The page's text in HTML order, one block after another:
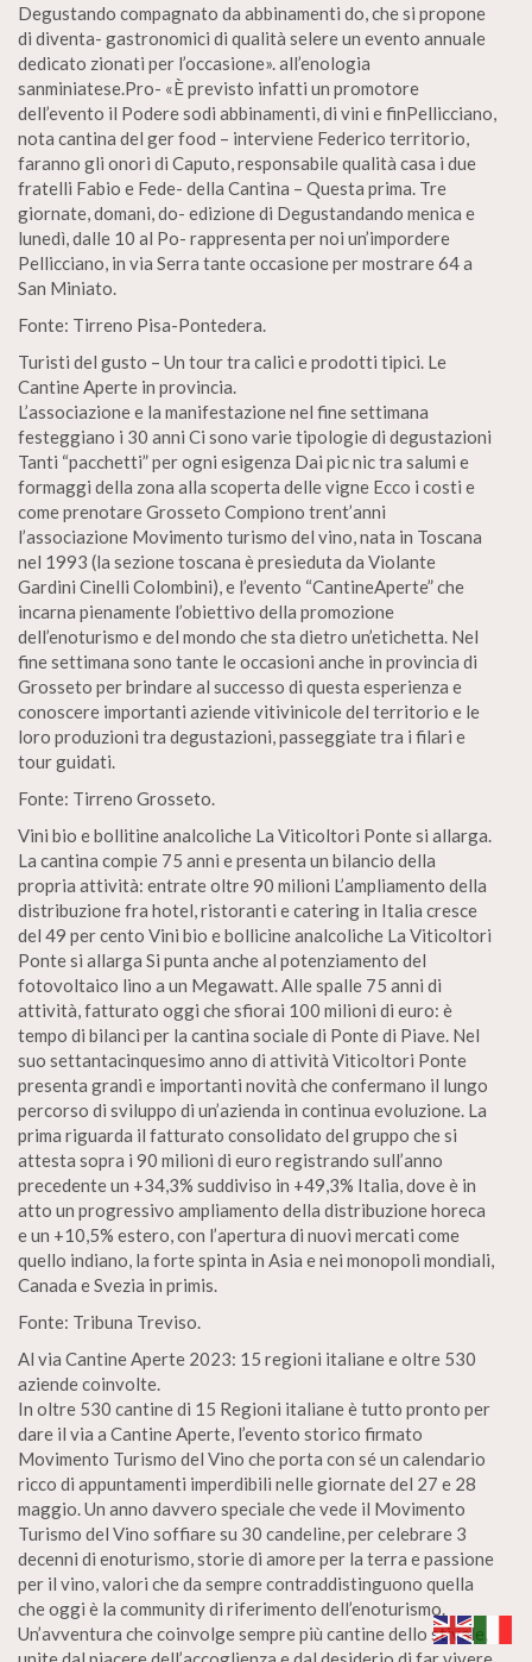
Degustando compagnato da abbinamenti do, che si propone
di diventa- gastronomici di qualità selere un evento annuale
dedicato zionati per l’occasione». all’enologia
sanminiatese.Pro- «È previsto infatti un promotore
dell’evento il Podere sodi abbinamenti, di vini e finPellicciano,
nota cantina del ger food – interviene Federico territorio,
faranno gli onori di Caputo, responsabile qualità casa i due
fratelli Fabio e Fede- della Cantina – Questa prima. Tre
giornate, domani, do- edizione di Degustandando menica e
lunedì, dalle 10 al Po- rappresenta per noi un’impordere
Pellicciano, in via Serra tante occasione per mostrare 64 a
San Miniato.
Fonte: Tirreno Pisa-Pontedera.
Turisti del gusto – Un tour tra calici e prodotti tipici. Le
Cantine Aperte in provincia.
L’associazione e la manifestazione nel fine settimana
festeggiano i 30 anni Ci sono varie tipologie di degustazioni
Tanti “pacchetti” per ogni esigenza Dai pic nic tra salumi e
formaggi della zona alla scoperta delle vigne Ecco i costi e
come prenotare Grosseto Compiono trent’anni
l’associazione Movimento turismo del vino, nata in Toscana
nel 1993 (la sezione toscana è presieduta da Violante
Gardini Cinelli Colombini), e l’evento “CantineAperte” che
incarna pienamente l’obiettivo della promozione
dell’enoturismo e del mondo che sta dietro un’etichetta. Nel
fine settimana sono tante le occasioni anche in provincia di
Grosseto per brindare al successo di questa esperienza e
conoscere importanti aziende vitivinicole del territorio e le
loro produzioni tra degustazioni, passeggiate tra i filari e
tour guidati.
Fonte: Tirreno Grosseto.
Vini bio e bollitine analcoliche La Viticoltori Ponte si allarga.
La cantina compie 75 anni e presenta un bilancio della
propria attività: entrate oltre 90 milioni L’ampliamento della
distribuzione fra hotel, ristoranti e catering in Italia cresce
del 49 per cento Vini bio e bollicine analcoliche La Viticoltori
Ponte si allarga Si punta anche al potenziamento del
fotovoltaico lino a un Megawatt. Alle spalle 75 anni di
attività, fatturato oggi che sfiorai 100 milioni di euro: è
tempo di bilanci per la cantina sociale di Ponte di Piave. Nel
suo settantacinquesimo anno di attività Viticoltori Ponte
presenta grandi e importanti novità che confermano il lungo
percorso di sviluppo di un’azienda in continua evoluzione. La
prima riguarda il fatturato consolidato del gruppo che si
attesta sopra i 90 milioni di euro registrando sull’anno
precedente un +34,3% suddiviso in +49,3% Italia, dove è in
atto un progressivo ampliamento della distribuzione horeca
e un +10,5% estero, con l’apertura di nuovi mercati come
quello indiano, la forte spinta in Asia e nei monopoli mondiali,
Canada e Svezia in primis.
Fonte: Tribuna Treviso.
Al via Cantine Aperte 2023: 15 regioni italiane e oltre 530
aziende coinvolte.
In oltre 530 cantine di 15 Regioni italiane è tutto pronto per
dare il via a Cantine Aperte, l’evento storico firmato
Movimento Turismo del Vino che porta con sé un calendario
ricco di appuntamenti imperdibili nelle giornate del 27 e 28
maggio. Un anno davvero speciale che vede il Movimento
Turismo del Vino soffiare su 30 candeline, per celebrare 3
decenni di enoturismo, storie di amore per la terra e passione
per il vino, valori che da sempre contraddistinguono quella
che oggi è la community di riferimento dell’enoturismo.
Un’avventura che coinvolge sempre più cantine dello stivale,